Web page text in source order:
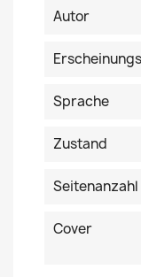
Autor
Sprache
Zustand
Seitenanzahl
Cover